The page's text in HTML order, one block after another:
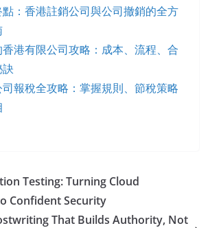
：香港註銷公司與公司撤銷的全方
港有限公司攻略：成本、流程、合
訣
報稅全攻略：掌握規則、節稅策略
Testing: Turning Cloud
Confident Security
That Builds Authority, Not